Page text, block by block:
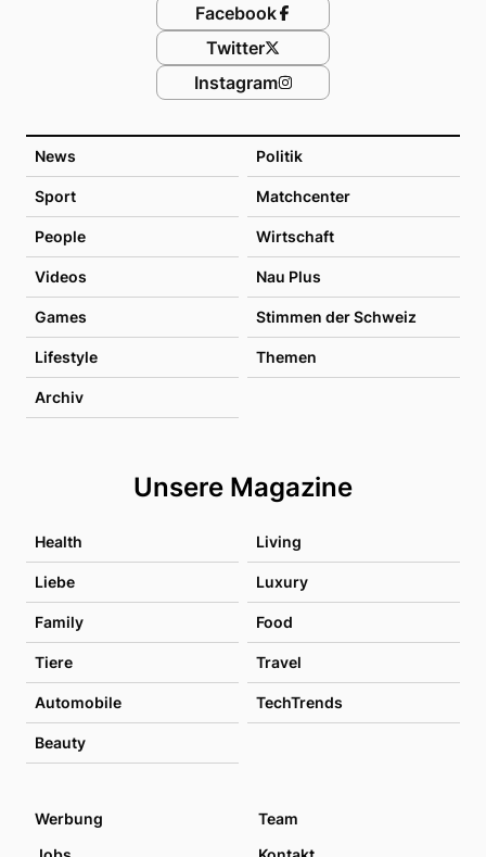
News Politik
Sport Matchcenter
People Wirtschaft
Videos Nau Plus
Games Stimmen der Schweiz
Lifestyle Themen
Archiv
Unsere Magazine
Health Living
Liebe Luxury
Family Food
Tiere Travel
Automobile TechTrends
Beauty
Facebook
Twitter
Instagram
Werbung
Team